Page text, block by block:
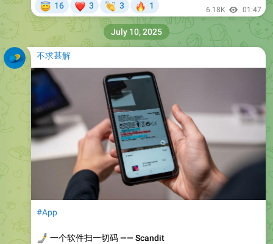
16 3
👏
3
🔥
1 6.18K 01:47
不求甚解
#App
一个软件扫一切码 —— Scandit
July 10, 2025